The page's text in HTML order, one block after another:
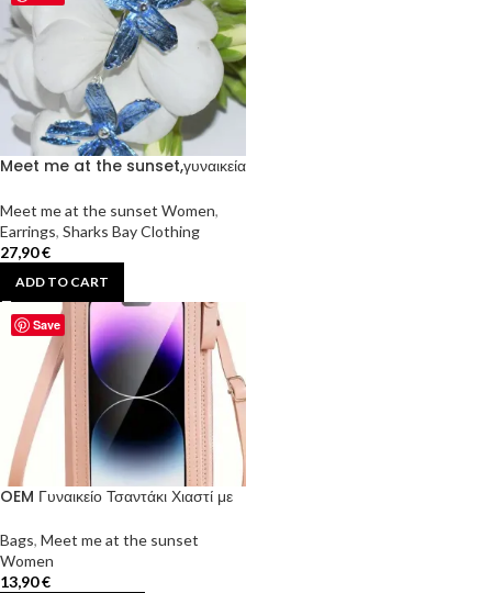
Meet me at the sunset,γυναικεία
Meet me at the sunset Women,
Earrings, Sharks Bay Clothing
27,90€
ADD TO CART
Save
OEM Γυναικείο Τσαντάκι Χιαστί με
ροζ – Sharks Bay Clothing.
Bags, Meet me at the sunset
Women
13,90€